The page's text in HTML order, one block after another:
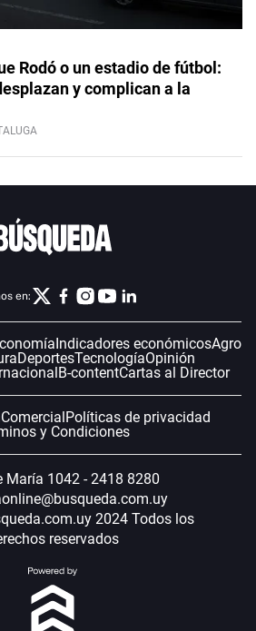
Rodó o un estadio de fútbol:
y complican a la
en:
Indicadores económicosAgro
DeportesTecnologíaOpinión
B-contentCartas al Director
ComercialPolíticas de privacidad
y Condiciones
María 1042 - 2418 8280
2024 Todos los
reservados